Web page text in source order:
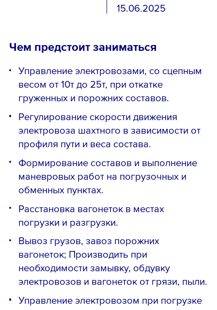
15.06.2025
Чем предстоит заниматься
Управление электровозами, со сцепным
весом от 10т до 25т, при откатке
груженных и порожних составов.
Регулирование скорости движения
электровоза шахтного в зависимости от
профиля пути и веса состава.
Формирование составов и выполнение
маневровых работ на погрузочных и
обменных пунктах.
Расстановка вагонеток в местах
погрузки и разгрузки.
Вывоз грузов, завоз порожних
вагонеток; Производить при
необходимости замывку, обдувку
электровозов и вагонеток от грязи, пыли.
Управление электровозом при погрузке